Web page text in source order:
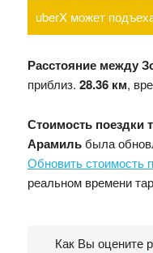
uberX может
Расстояние между
приблиз. 28.36 км,
Стоимость поездки
Арамильбыла
Обновить стоимость
реальном времени
Как Вы оцените